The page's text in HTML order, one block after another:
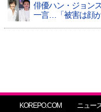
俳優ハン・ジョン
一言…「被害は顔
KOREPO.COM ニュー